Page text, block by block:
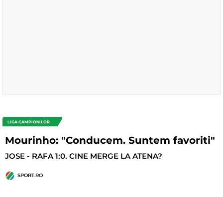
LIGA CAMPIONILOR
Mourinho: "Conducem. Suntem favoriti"
JOSE - RAFA 1:0. CINE MERGE LA ATENA?
SPORT.RO